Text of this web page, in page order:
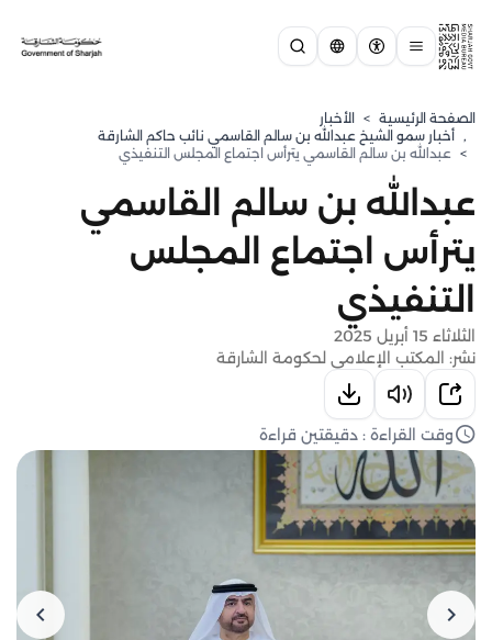
الصفحة الرئيسية > الأخبار
, ⁠أخبار سمو الشيخ عبدالله بن سالم القاسمي نائب حاكم الشارقة
> عبدالله بن سالم القاسمي يترأس اجتماع المجلس التنفيذي
عبدالله بن سالم القاسمي
يترأس اجتماع المجلس
التنفيذي
الثلاثاء 15 أبريل 2025
نشر: المكتب الإعلامي لحكومة الشارقة
وقت القراءة : دقيقتين قراءة